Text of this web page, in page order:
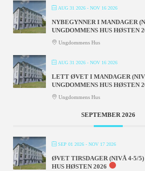
AUG 31 2026- NOV 16 2026
NYBEGYNNER I MANDAGER
UNGDOMMENS HUS HØSTEN
Ungdommens Hus
AUG 31 2026- NOV 16 2026
LETT ØVET I MANDAGER
UNGDOMMENS HUS HØSTEN
Ungdommens Hus
SEPTEMBER 2026
SEP 01 2026- NOV 17 2026
ØVET TIRSDAGER (NIVÅ 4-5/
HUS HØSTEN 2026